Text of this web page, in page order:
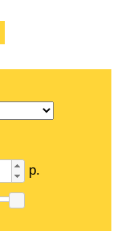
р.